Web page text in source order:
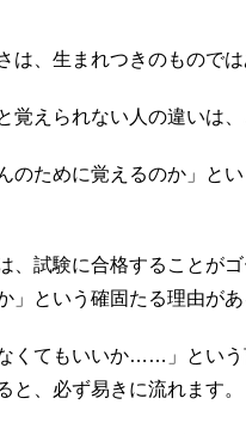
、生まれつきのものでは
えられない人の違いは、
ために覚えるのか」と
試験に合格することが
」という確固たる理由があ
くてもいいか……」とい
と、必ず易きに流れます。